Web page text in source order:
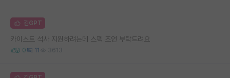
김GPT
카이스트 석사 지원하려는데 스펙 조언 부탁드려요
0 11 3613